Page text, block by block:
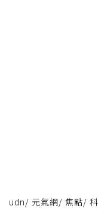
udn/ 元氣網/ 焦點/